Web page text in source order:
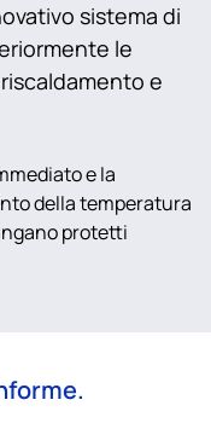
sistema di
le
e
e la
della temperatura
protetti